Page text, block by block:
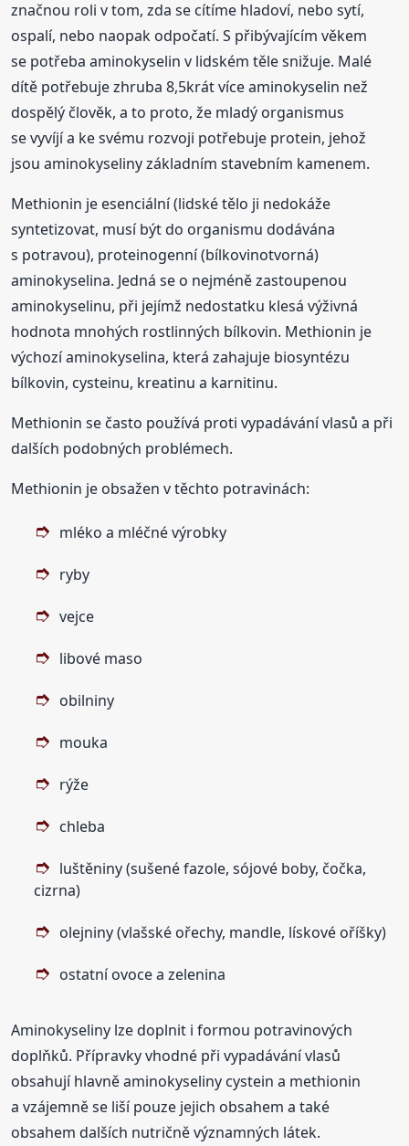
značnou roli v tom, zda se cítíme hladoví, nebo sytí,
ospalí, nebo naopak odpočatí. S přibývajícím věkem
se potřeba aminokyselin v lidském těle snižuje. Malé
dítě potřebuje zhruba 8,5krát více aminokyselin než
dospělý člověk, a to proto, že mladý organismus
se vyvíjí a ke svému rozvoji potřebuje protein, jehož
jsou aminokyseliny základním stavebním kamenem.
Methionin je esenciální (lidské tělo ji nedokáže
syntetizovat, musí být do organismu dodávána
s potravou), proteinogenní (bílkovinotvorná)
aminokyselina. Jedná se o nejméně zastoupenou
aminokyselinu, při jejímž nedostatku klesá výživná
hodnota mnohých rostlinných bílkovin. Methionin je
výchozí aminokyselina, která zahajuje biosyntézu
bílkovin, cysteinu, kreatinu a karnitinu.
Methionin se často používá proti vypadávání vlasů a při
dalších podobných problémech.
Methionin je obsažen v těchto potravinách:
mléko a mléčné výrobky
ryby
vejce
libové maso
obilniny
mouka
rýže
chleba
luštěniny (sušené fazole, sójové boby, čočka,
cizrna)
olejniny (vlašské ořechy, mandle, lískové oříšky)
ostatní ovoce a zelenina
Aminokyseliny lze doplnit i formou potravinových
doplňků. Přípravky vhodné při vypadávání vlasů
obsahují hlavně aminokyseliny cystein a methionin
a vzájemně se liší pouze jejich obsahem a také
obsahem dalších nutričně významných látek.